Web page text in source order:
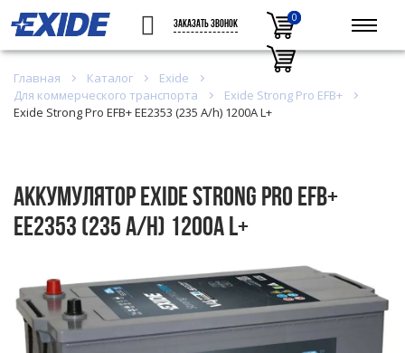
ЗАКАЗАТЬ ЗВОНОК
0
0
Главная Каталог
Exide
Для коммерческого транспорта
Exide Strong Pro EFB+
Exide Strong Pro EFB+ EE2353 (235 A/h) 1200A L+
Аккумулятор Exide Strong Pro EFB+
EE2353 (235 A/h) 1200A L+